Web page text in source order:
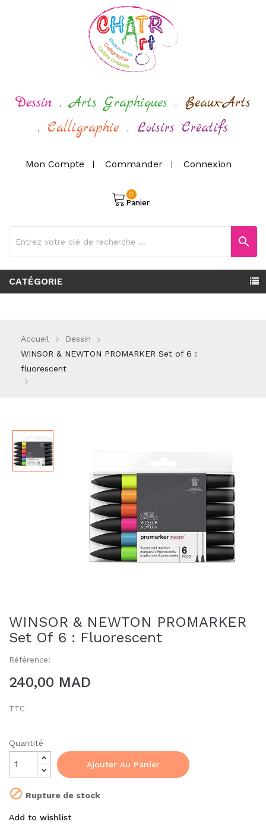
Dessin . Arts Graphiques . Beaux-Arts
. Calligraphie . Loisirs Créatifs
Mon Compte Commander Connexion
Panier
0
search
CATÉGORIE
Accueil
Dessin
WINSOR & NEWTON PROMARKER Set of 6 :
fluorescent
WINSOR & NEWTON PROMARKER
Set Of 6 : Fluorescent
Référence:
240,00 MAD
TTC
Quantité
Ajouter Au Panier
 Rupture de stock
Add to wishlist